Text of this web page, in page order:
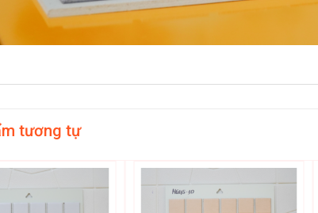
tương tự